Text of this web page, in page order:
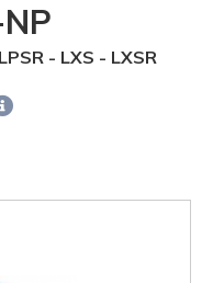
- LXS - LXSR